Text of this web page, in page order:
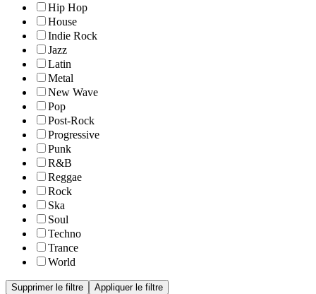
Hip Hop
House
Indie Rock
Jazz
Latin
Metal
New Wave
Pop
Post-Rock
Progressive
Punk
R&B
Reggae
Rock
Ska
Soul
Techno
Trance
World
Supprimer le filtre Appliquer le filtre